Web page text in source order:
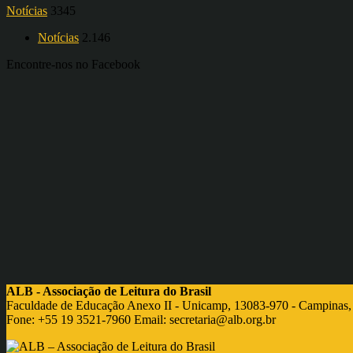
Notícias 3345
Notícias 2.146
Encontre-nos no Facebook
ALB - Associação de Leitura do Brasil
Faculdade de Educação Anexo II - Unicamp, 13083-970 - Campinas,
Fone: +55 19 3521-7960 Email: secretaria@alb.org.br